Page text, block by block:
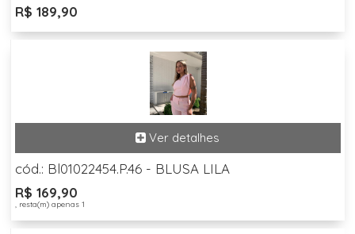
R$ 189,90
cód.: Bl01022454.P.46 - BLUSA LILA
R$ 169,90
, resta(m) apenas 1